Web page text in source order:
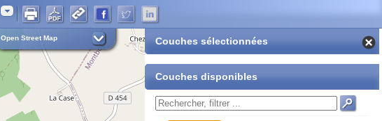
Adresse
Open Street Map Couches sélectionnées
Couches disponibles